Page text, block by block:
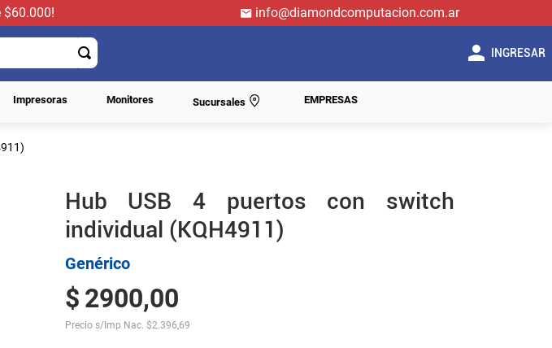
$60.000!
info@diamondcomputacion.com.ar
INGRESAR
Impresoras Monitores Sucursales EMPRESAS
Hub USB 4 puertos con switch
individual (KQH4911)
Genérico
$ 2900,00
Precio s/Imp Nac. $2.396,69